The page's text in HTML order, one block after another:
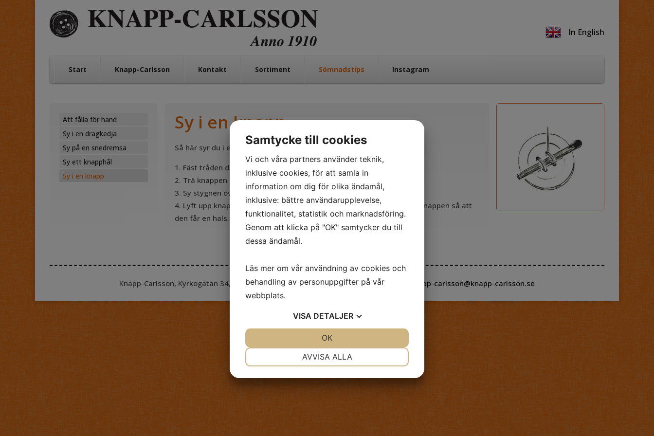
Start Knapp-Carlsson Kontakt Sortiment Sömnadstips Instagram
In English
Att fålla för hand
Sy i en dragkedja
Sy på en snedremsa
Sy ett knapphål
Sy i en knapp
Sy i en knapp
Så här syr du i en knapp med hål igenom:
Fäst tråden där knappen skall sitta på tygets rätsida.
Trä knappen på nålen och lägg en tändsticka över knappen.
Sy stygnen över tändstickan och ta sedan bort den.
Lyft upp knappen och vira sytråden några varv runt trådarna under knappen så att
den får en hals. Fäst tråden.
Knapp-Carlsson, Kyrkogatan 34, 411 15, Göteborg | Tel: 031-711 60 93 | E-post: knapp-carlsson@knapp-carlsson.se
Samtycke till cookies
Vi och våra partners använder teknik,
inklusive cookies, för att samla in
information om dig för olika ändamål,
inklusive: bättre användarupplevelse,
funktionalitet, statistik och marknadsföring.
Genom att klicka på "OK" samtycker du till
dessa ändamål.
Läs mer om vår användning av cookies och
behandling av personuppgifter på vår
webbplats.
VISA DETALJER
AVVISA ALLA
OK